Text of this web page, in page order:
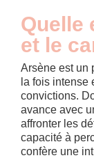
Quelle
et le
Arsène est un
la fois intense
convictions.
avance avec
affronter les
capacité à
confère une